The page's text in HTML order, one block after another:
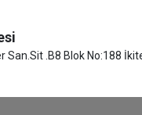
San.Sit .B8 Blok No:188